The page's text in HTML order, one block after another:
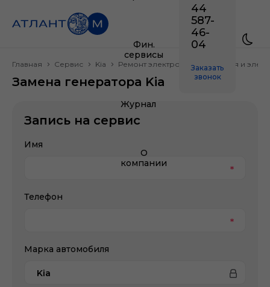
Фин.
сервисы
Журнал
О
компании
44
587-
46-
04
Заказать
звонок
Главная Сервис Kia Ремонт электрооборудования и
Замена генератора Kia
Запись на сервис
Имя
Телефон
Марка автомобиля
Kia